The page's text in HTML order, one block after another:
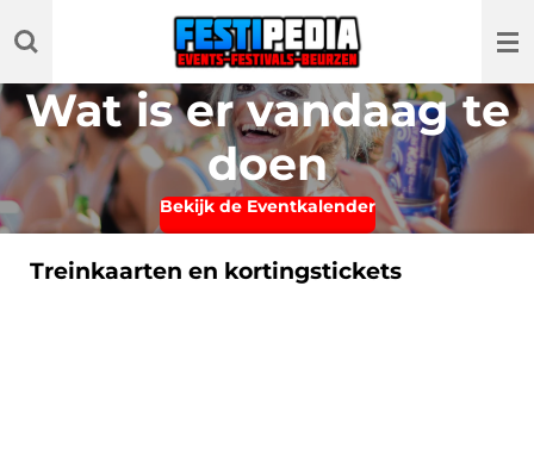
direct
de
hoofdinhoud
Wat is er vandaag te
doen
Bekijk de Eventkalender
Treinkaarten en kortingstickets